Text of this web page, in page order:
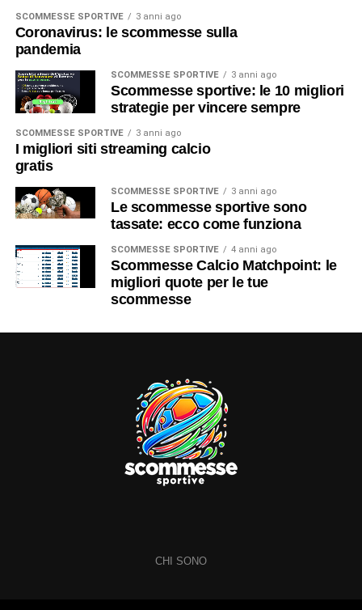
SCOMMESSE SPORTIVE 3 anni ago
Coronavirus: le scommesse sulla
pandemia
SCOMMESSE SPORTIVE 3 anni ago
Scommesse sportive: le 10 migliori
strategie per vincere sempre
SCOMMESSE SPORTIVE 3 anni ago
I migliori siti streaming calcio
gratis
SCOMMESSE SPORTIVE 3 anni ago
Le scommesse sportive sono
tassate: ecco come funziona
SCOMMESSE SPORTIVE 4 anni ago
Scommesse Calcio Matchpoint: le
migliori quote per le tue
scommesse
CHI SONO